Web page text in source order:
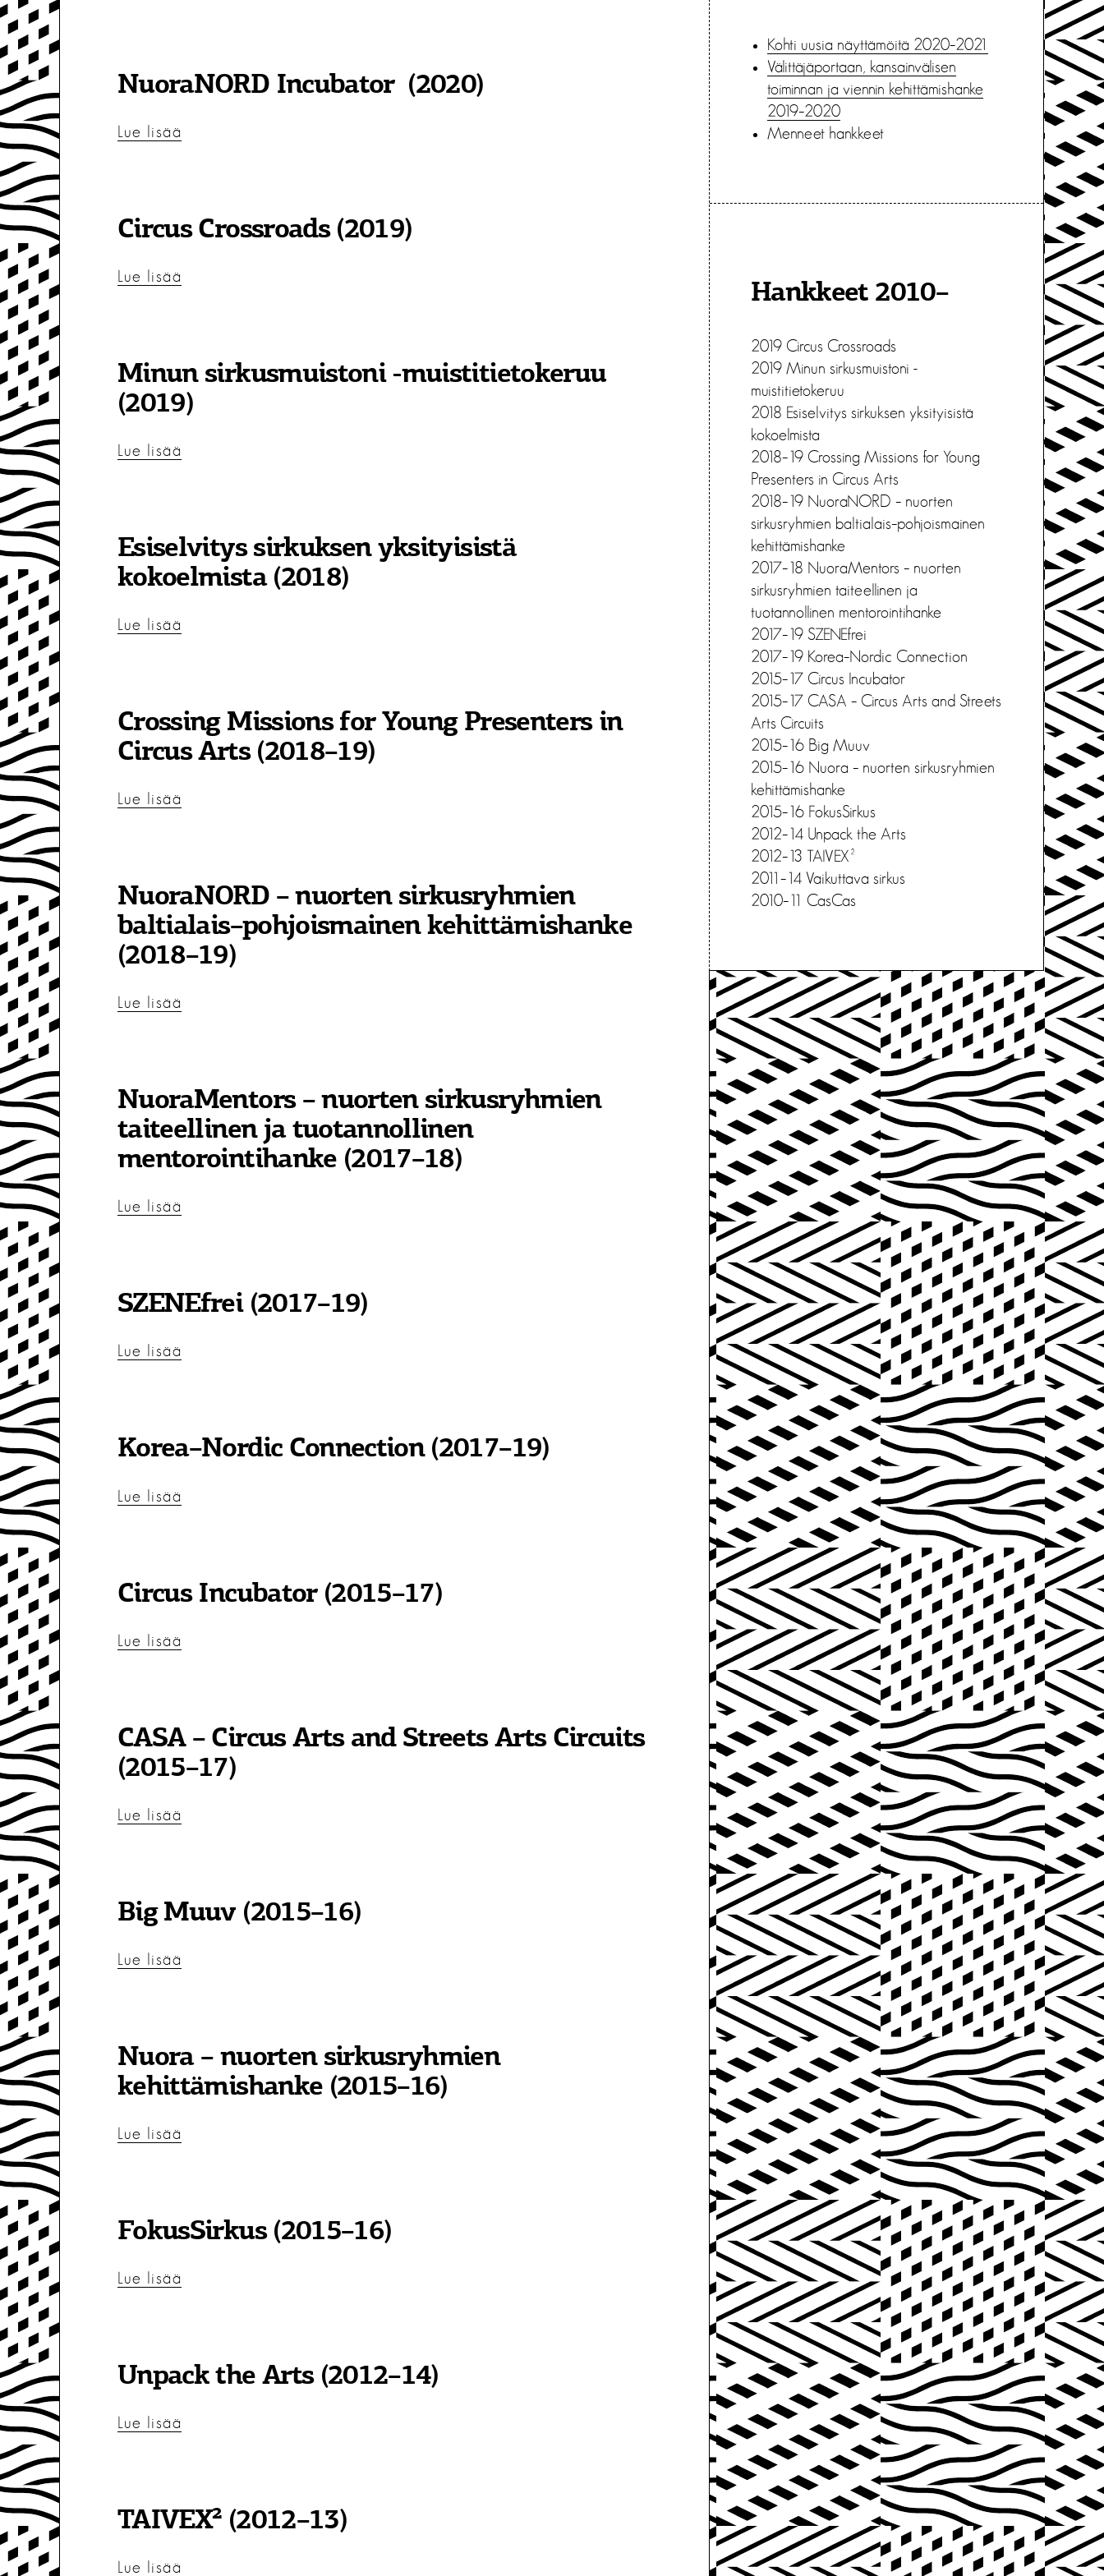
NuoraNORD Incubator (2020)
Lue lisää
Circus Crossroads (2019)
Lue lisää
Minun sirkusmuistoni -muistitietokeruu
(2019)
Lue lisää
Esiselvitys sirkuksen yksityisistä
kokoelmista (2018)
Lue lisää
Crossing Missions for Young Presenters in
Circus Arts (2018–19)
Lue lisää
NuoraNORD – nuorten sirkusryhmien
baltialais–pohjoismainen kehittämishanke
(2018–19)
Lue lisää
NuoraMentors – nuorten sirkusryhmien
taiteellinen ja tuotannollinen
mentorointihanke (2017–18)
Lue lisää
SZENEfrei (2017–19)
Lue lisää
Korea–Nordic Connection (2017–19)
Lue lisää
Circus Incubator (2015–17)
Lue lisää
CASA – Circus Arts and Streets Arts Circuits
(2015–17)
Lue lisää
Big Muuv (2015–16)
Lue lisää
Nuora – nuorten sirkusryhmien
kehittämishanke (2015–16)
Lue lisää
FokusSirkus (2015–16)
Lue lisää
Unpack the Arts (2012–14)
Lue lisää
TAIVEX² (2012–13)
Lue lisää
Kohti uusia näyttämöitä 2020–2021
Välittäjäportaan, kansainvälisen
toiminnan ja viennin kehittämishanke
2019–2020
Menneet hankkeet
Hankkeet 2010–
2019 Circus Crossroads
2019 Minun sirkusmuistoni -
muistitietokeruu
2018 Esiselvitys sirkuksen yksityisistä
kokoelmista
2018–19 Crossing Missions for Young
Presenters in Circus Arts
2018–19 NuoraNORD – nuorten
sirkusryhmien baltialais–pohjoismainen
kehittämishanke
2017–18 NuoraMentors – nuorten
sirkusryhmien taiteellinen ja
tuotannollinen mentorointihanke
2017–19 SZENEfrei
2017–19 Korea–Nordic Connection
2015–17 Circus Incubator
2015–17 CASA – Circus Arts and Streets
Arts Circuits
2015–16 Big Muuv
2015–16 Nuora – nuorten sirkusryhmien
kehittämishanke
2015–16 FokusSirkus
2012–14 Unpack the Arts
2012–13 TAIVEX²
2011–14 Vaikuttava sirkus
2010–11 CasCas